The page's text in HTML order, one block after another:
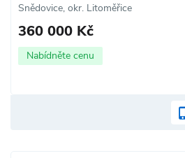
Snědovice, okr. Litoměřice
360 000 Kč
Nabídněte cenu